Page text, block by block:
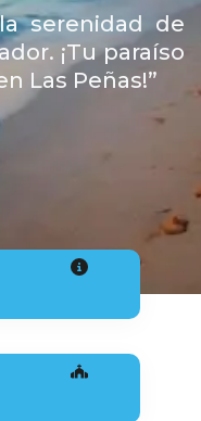
serenidad de
¡Tu paraíso
Las Peñas!”